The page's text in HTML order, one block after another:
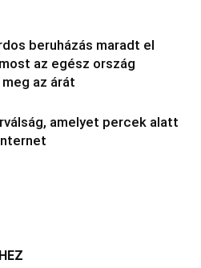
beruházás maradt el
az egész ország
az árát
amelyet percek alatt